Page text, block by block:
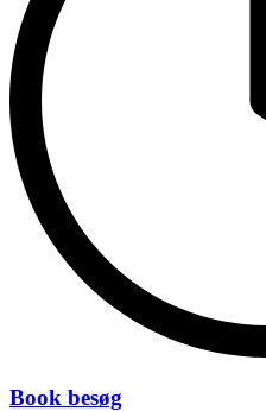
Book besøg